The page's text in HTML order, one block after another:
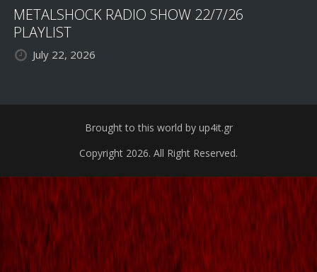
METALSHOCK RADIO SHOW 22/7/26
PLAYLIST
July 22, 2026
Brought to this world by up4it.gr
Copyright 2026. All Right Reserved.